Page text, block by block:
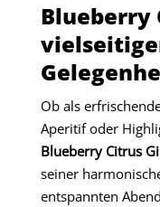
Blueberry
Ob als
Aperitif oder
Blueberry Citrus
seiner
entspannten